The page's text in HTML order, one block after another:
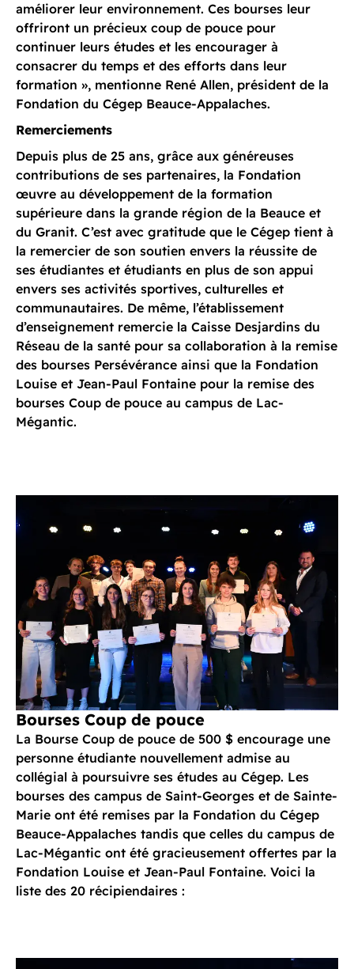
améliorer leur environnement. Ces bourses leur
offriront un précieux coup de pouce pour
continuer leurs études et les encourager à
consacrer du temps et des efforts dans leur
formation », mentionne René Allen, président de la
Fondation du Cégep Beauce-Appalaches.
Remerciements
Depuis plus de 25 ans, grâce aux généreuses
contributions de ses partenaires, la Fondation
œuvre au développement de la formation
supérieure dans la grande région de la Beauce et
du Granit. C’est avec gratitude que le Cégep tient à
la remercier de son soutien envers la réussite de
ses étudiantes et étudiants en plus de son appui
envers ses activités sportives, culturelles et
communautaires. De même, l’établissement
d’enseignement remercie la Caisse Desjardins du
Réseau de la santé pour sa collaboration à la remise
des bourses Persévérance ainsi que la Fondation
Louise et Jean-Paul Fontaine pour la remise des
bourses Coup de pouce au campus de Lac-
Mégantic.
Bourses Coup de pouce
La Bourse Coup de pouce de 500 $ encourage une
personne étudiante nouvellement admise au
collégial à poursuivre ses études au Cégep. Les
bourses des campus de Saint-Georges et de Sainte-
Marie ont été remises par la Fondation du Cégep
Beauce-Appalaches tandis que celles du campus de
Lac-Mégantic ont été gracieusement offertes par la
Fondation Louise et Jean-Paul Fontaine. Voici la
liste des 20 récipiendaires :